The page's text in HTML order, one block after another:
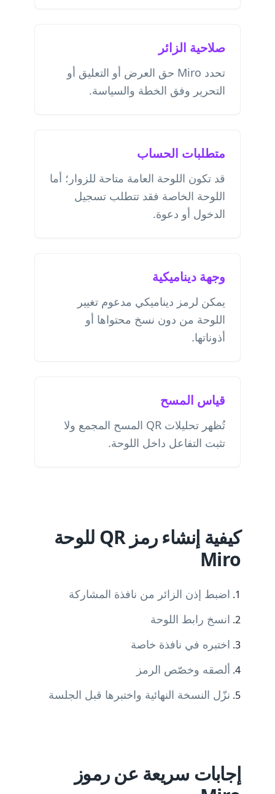
صلاحية الزائر
تحدد Miro حق العرض أو التعليق أو
التحرير وفق الخطة والسياسة.
متطلبات الحساب
قد تكون اللوحة العامة متاحة للزوار؛ أما
اللوحة الخاصة فقد تتطلب تسجيل
الدخول أو دعوة.
وجهة ديناميكية
يمكن لرمز ديناميكي مدعوم تغيير
اللوحة من دون نسخ محتواها أو
أذوناتها.
قياس المسح
تُظهر تحليلات QR المسح المجمع ولا
تثبت التفاعل داخل اللوحة.
كيفية إنشاء رمز QR للوحة
Miro
اضبط إذن الزائر من نافذة المشاركة
انسخ رابط اللوحة
اختبره في نافذة خاصة
ألصقه وخصّص الرمز
نزّل النسخة النهائية واختبرها قبل الجلسة
إجابات سريعة عن رموز